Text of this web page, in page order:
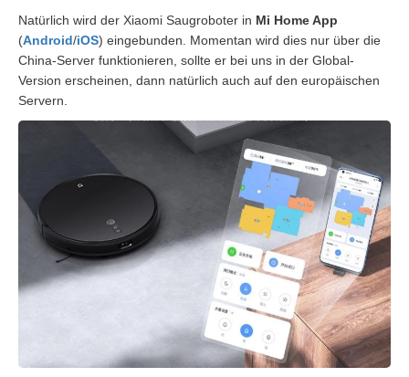
Natürlich wird der Xiaomi Saugroboter in Mi Home App
(Android/iOS) eingebunden. Momentan wird dies nur über die
China-Server funktionieren, sollte er bei uns in der Global-
Version erscheinen, dann natürlich auch auf den europäischen
Servern.